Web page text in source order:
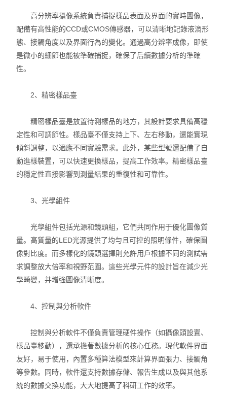
高分辨率攝像系統負責捕捉樣品表面及界面的實時圖像，
配備有高性能的CCD或CMOS傳感器，可以清晰地記錄液滴形
態、接觸角度以及界面行為的變化。通過高分辨率成像，即使
是微小的細節也能被準確捕捉，確保了后續數據分析的準確
性。
2、精密樣品臺
精密樣品臺是放置待測樣品的地方，其設計要求具備高穩
定性和可調節性。樣品臺不僅支持上下、左右移動，還能實現
傾斜調整，以適應不同實驗需求。此外，某些型號還配備了自
動進樣裝置，可以快速更換樣品，提高工作效率。精密樣品臺
的穩定性直接影響到測量結果的重復性和可靠性。
3、光學組件
光學組件包括光源和鏡頭組，它們共同作用于優化圖像質
量。高質量的LED光源提供了均勻且可控的照明條件，確保圖
像對比度。而多樣化的鏡頭選擇則允許用戶根據不同的測試需
求調整放大倍率和視野范圍。這些光學元件的設計旨在減少光
學畸變，并增強圖像清晰度。
4、控制與分析軟件
控制與分析軟件不僅負責管理硬件操作（如攝像頭設置、
樣品臺移動），還承擔著數據分析的核心任務。現代軟件界面
友好，易于使用，內置多種算法模型來計算界面張力、接觸角
等參數。同時，軟件還支持數據存儲、報告生成以及與其他系
統的數據交換功能，大大地提高了科研工作的效率。